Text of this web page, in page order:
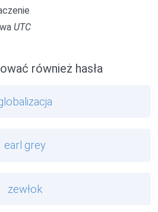
UTC
również hasła
earl grey
zewłok